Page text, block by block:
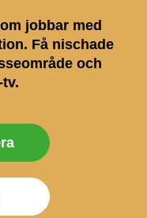
jobbar med
Få nischade
och